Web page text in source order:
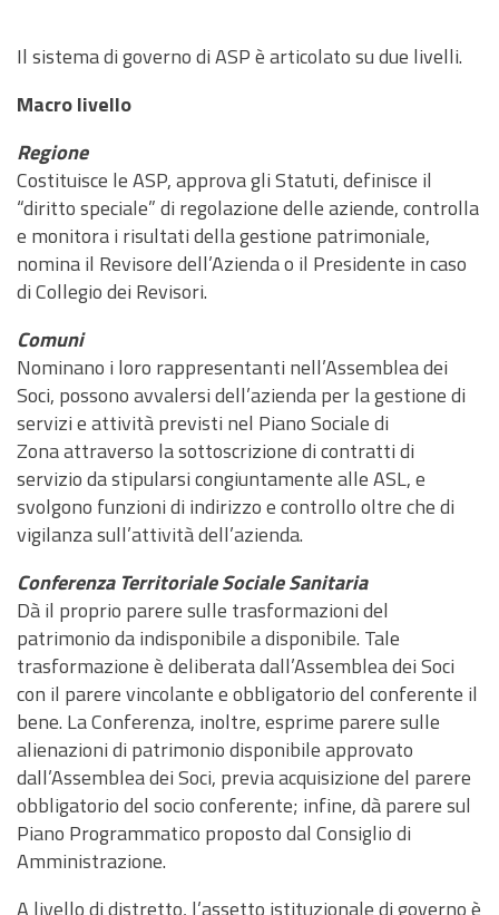
Il sistema di governo di ASP è articolato su due livelli.
Macro livello
Regione
Costituisce le ASP, approva gli Statuti, definisce il
“diritto speciale” di regolazione delle aziende, controlla
e monitora i risultati della gestione patrimoniale,
nomina il Revisore dell’Azienda o il Presidente in caso
di Collegio dei Revisori.
Comuni
Nominano i loro rappresentanti nell’Assemblea dei
Soci, possono avvalersi dell’azienda per la gestione di
servizi e attività previsti nel Piano Sociale di
Zona attraverso la sottoscrizione di contratti di
servizio da stipularsi congiuntamente alle ASL, e
svolgono funzioni di indirizzo e controllo oltre che di
vigilanza sull’attività dell’azienda.
Conferenza Territoriale Sociale Sanitaria
Dà il proprio parere sulle trasformazioni del
patrimonio da indisponibile a disponibile. Tale
trasformazione è deliberata dall’Assemblea dei Soci
con il parere vincolante e obbligatorio del conferente il
bene. La Conferenza, inoltre, esprime parere sulle
alienazioni di patrimonio disponibile approvato
dall’Assemblea dei Soci, previa acquisizione del parere
obbligatorio del socio conferente; infine, dà parere sul
Piano Programmatico proposto dal Consiglio di
Amministrazione.